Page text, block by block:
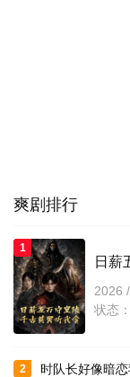
爽剧排行
1
2026
状态
2 时队长好像暗